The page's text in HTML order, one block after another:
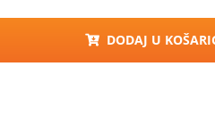
DODAJ U